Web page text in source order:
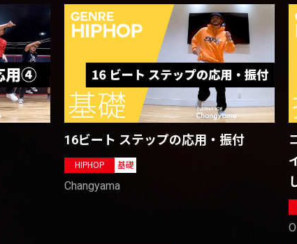
16ビート ステップの応用・振付
HIPHOP 基礎
Changyama